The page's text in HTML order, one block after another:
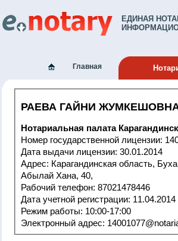
ЕДИНАЯ
Главная
РАЕВА ГАЙНИ
Нотариальная палата
Номер
Дата выдачи лицензии: 30.01.2014
Адрес: Карагандинская область, Бухар-Жырауский район, п.Ботакара,
Абылай Хана, 40,
Рабочий телефон: 87021478446
Дата учетной
Режим работы: 10:00-17:00
Электронный адрес: